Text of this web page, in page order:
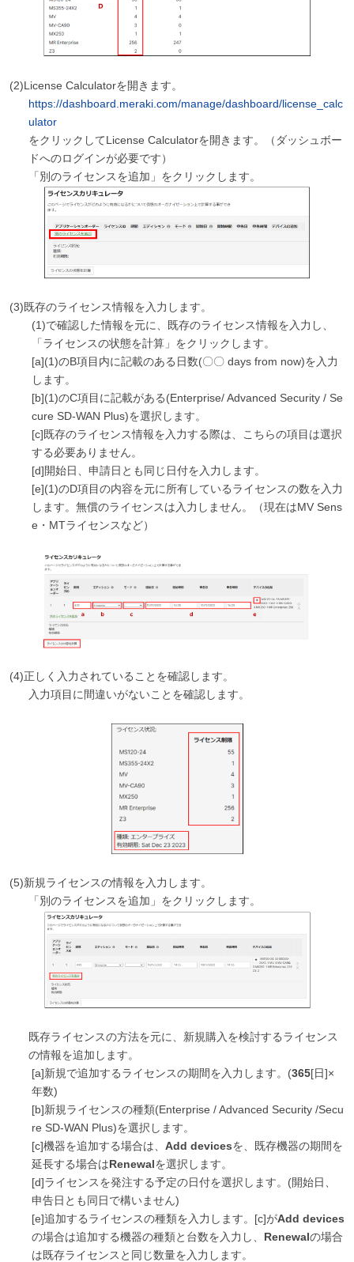
(2)License Calculatorを開きます。
https://dashboard.meraki.com/manage/dashboard/license_calc
ulator
をクリックしてLicense Calculatorを開きます。（ダッシュボー
ドへのログインが必要です）
「別のライセンスを追加」をクリックします。
(3)既存のライセンス情報を入力します。
(1)で確認した情報を元に、既存のライセンス情報を入力し、
「ライセンスの状態を計算」をクリックします。
[a](1)のB項目内に記載のある日数(〇〇 days from now)を入力
します。
[b](1)のC項目に記載がある(Enterprise/ Advanced Security / Se
cure SD-WAN Plus)を選択します。
[c]既存のライセンス情報を入力する際は、こちらの項目は選択
する必要ありません。
[d]開始日、申請日とも同じ日付を入力します。
[e](1)のD項目の内容を元に所有しているライセンスの数を入力
します。無償のライセンスは入力しません。（現在はMV Sens
e・MTライセンスなど）
(4)正しく入力されていることを確認します。
入力項目に間違いがないことを確認します。
(5)新規ライセンスの情報を入力します。
「別のライセンスを追加」をクリックします。
既存ライセンスの方法を元に、新規購入を検討するライセンス
の情報を追加します。
[a]新規で追加するライセンスの期間を入力します。 (365[日]×
年数)
[b]新規ライセンスの種類(Enterprise / Advanced Security /Secu
re SD-WAN Plus)を選択します。
[c]機器を追加する場合は、 Add devicesを、既存機器の期間を
延長する場合はRenewalを選択します。
[d]ライセンスを発注する予定の日付を選択します。(開始日、
申告日とも同日で構いません)
[e]追加するライセンスの種類を入力します。[c]がAdd devices
の場合は追加する機器の種類と台数を入力し、 Renewalの場合
は既存ライセンスと同じ数量を入力します。